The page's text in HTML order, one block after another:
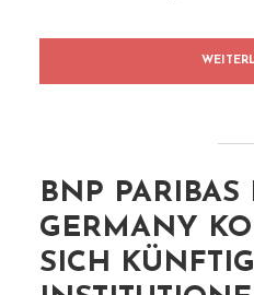
BNP PARIBAS
GERMANY
SICH